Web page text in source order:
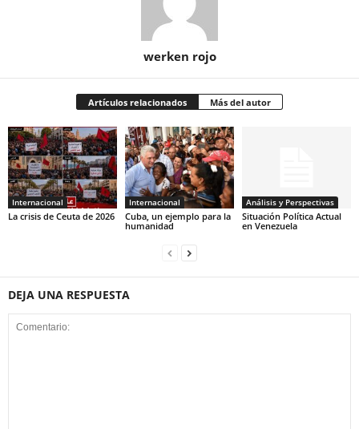
werken rojo
Artículos relacionados Más del autor
Internacional
La crisis de Ceuta de 2026
Internacional
Cuba, un ejemplo para la
humanidad
Análisis y Perspectivas
Situación Política Actual
en Venezuela
DEJA UNA RESPUESTA